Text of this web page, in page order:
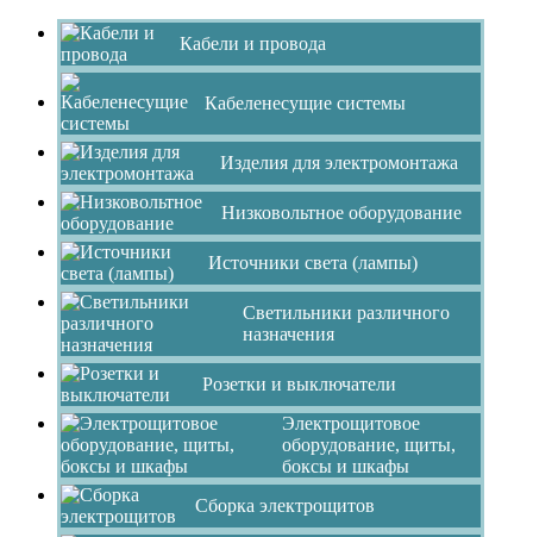
Кабели и провода
Кабеленесущие системы
Изделия для электромонтажа
Низковольтное оборудование
Источники света (лампы)
Светильники различного
назначения
Розетки и выключатели
Электрощитовое
оборудование, щиты,
боксы и шкафы
Сборка электрощитов